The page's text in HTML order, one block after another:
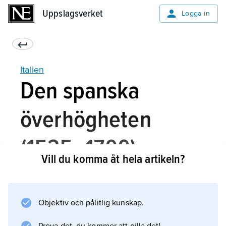
Uppslagsverket Logga in
Italien
Den spanska
överhögheten
(1525–1700)
Den etablerade uppfattningen om den
spanska perioden i Italiens historia har länge
Vill du komma åt hela artikeln?
Objektiv och pålitlig kunskap.